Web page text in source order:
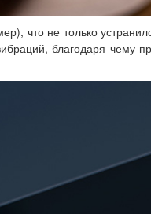
что не только
благодаря чему